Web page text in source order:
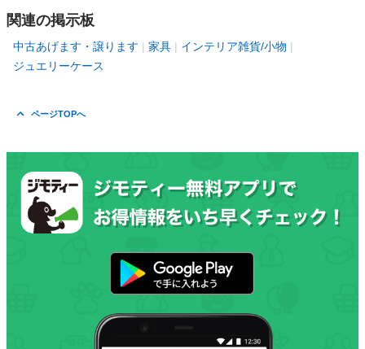
関連の掲示板
中古あげます・譲ります 家具
インテリア雑貨/小物
ジュエリーケース
ページTOPへ